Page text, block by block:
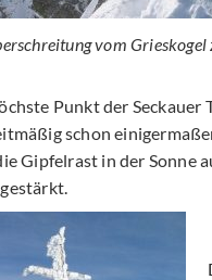
vom
Punkt der Seckauer
schon
Gipfelrast in der Sonne